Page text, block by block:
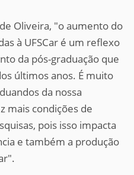
Oliveira, "o aumento do
à UFSCar é um reflexo
da pós-graduação que
últimos anos. É muito
da nossa
mais condições de
pois isso impacta
e também a produção